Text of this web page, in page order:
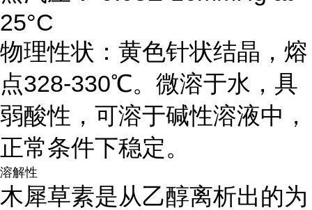
25°C
物理性状：黄色针状结晶，熔
点328-330℃。微溶于水，具
弱酸性，可溶于碱性溶液中，
正常条件下稳定。
溶解性
木犀草素是从乙醇离析出的为